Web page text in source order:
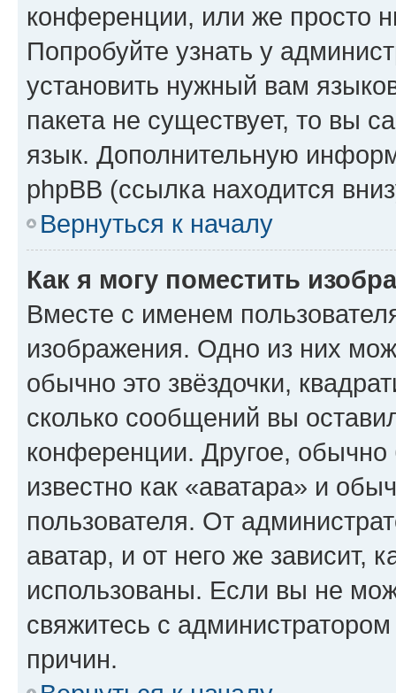
конференции, или же просто
Попробуйте узнать у
установить нужный вам
пакета не существует, то вы
язык. Дополнительную
phpBB (ссылка находится
Вернуться к началу
Как я могу поместить
Вместе с именем
изображения. Одно из них
обычно это звёздочки,
сколько сообщений вы
конференции. Другое,
известно как «аватара» и
пользователя. От
аватар, и от него же зависит,
использованы. Если вы не
свяжитесь с
причин.